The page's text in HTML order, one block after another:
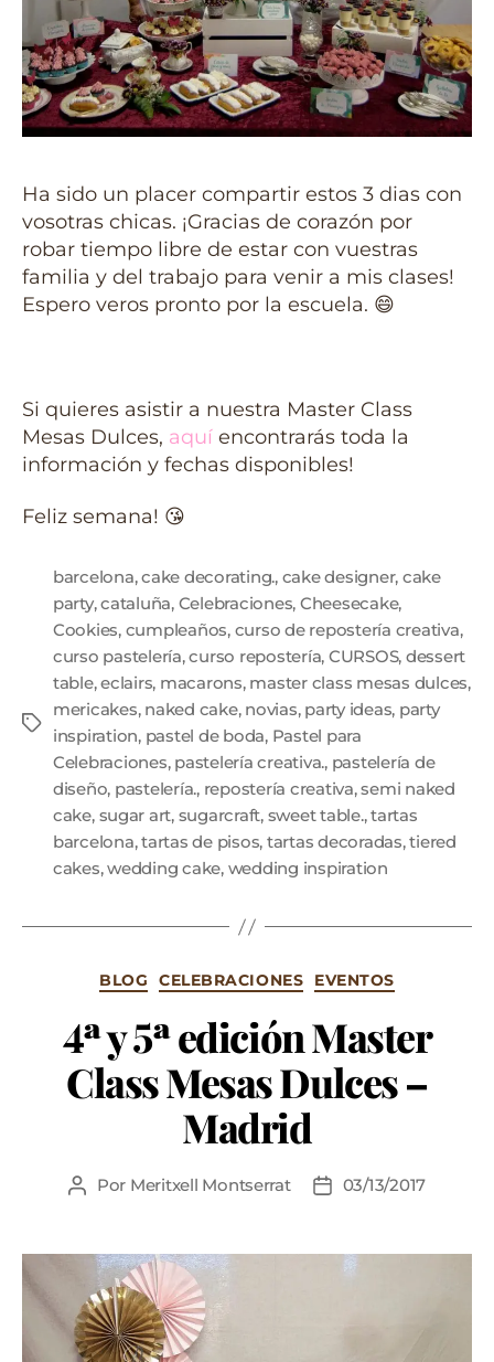
Ha sido un placer compartir estos 3 dias con
vosotras chicas. ¡Gracias de corazón por
robar tiempo libre de estar con vuestras
familia y del trabajo para venir a mis clases!
Espero veros pronto por la escuela. 😄
Si quieres asistir a nuestra Master Class
Mesas Dulces, aquí encontrarás toda la
información y fechas disponibles!
Feliz semana! 😘
barcelona,cake decorating., cake designer, cake
party,cataluña, Celebraciones, Cheesecake,
Cookies, cumpleaños, curso de repostería creativa,
curso pastelería,curso repostería, CURSOS, dessert
table,eclairs, macarons, master class mesas dulces,
mericakes, naked cake, novias, party ideas, party
inspiration, pastel de boda, Pastel para
Celebraciones, pastelería creativa., pastelería de
diseño, pastelería., repostería creativa,semi naked
cake, sugar art, sugarcraft, sweet table.,tartas
barcelona,tartas de pisos, tartas decoradas,tiered
cakes,wedding cake, wedding inspiration
BLOG CELEBRACIONES EVENTOS
4ª y 5ª edición Master
Class Mesas Dulces –
Madrid
Por Meritxell Montserrat 03/13/2017